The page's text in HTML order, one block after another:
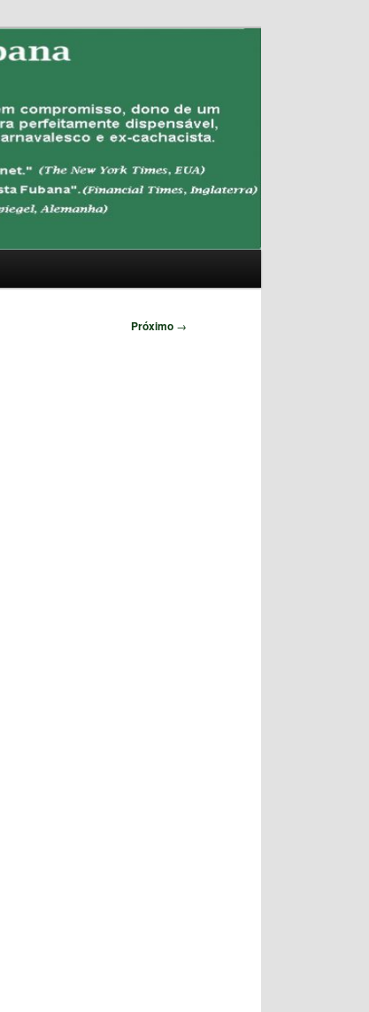
Próximo →